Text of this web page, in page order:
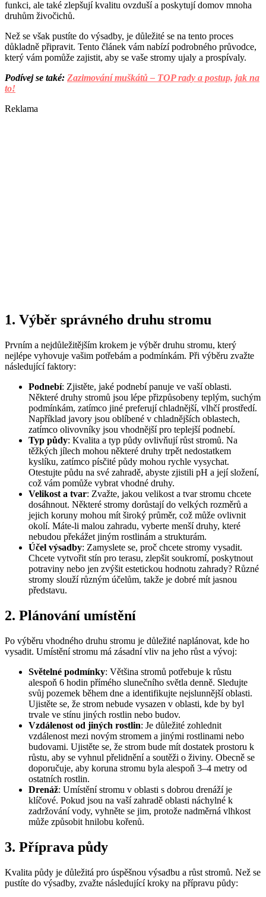
funkci, ale také zlepšují kvalitu ovzduší a poskytují domov mnoha
druhům živočichů.
Než se však pustíte do výsadby, je důležité se na tento proces
důkladně připravit. Tento článek vám nabízí podrobného průvodce,
který vám pomůže zajistit, aby se vaše stromy ujaly a prospívaly.
Podívej se také: Zazimování muškátů – TOP rady a postup, jak na
to!
Reklama
1. Výběr správného druhu stromu
Prvním a nejdůležitějším krokem je výběr druhu stromu, který
nejlépe vyhovuje vašim potřebám a podmínkám. Při výběru zvažte
následující faktory:
Podnebí: Zjistěte, jaké podnebí panuje ve vaší oblasti.
Některé druhy stromů jsou lépe přizpůsobeny teplým, suchým
podmínkám, zatímco jiné preferují chladnější, vlhčí prostředí.
Například javory jsou oblíbené v chladnějších oblastech,
zatímco olivovníky jsou vhodnější pro teplejší podnebí.
Typ půdy: Kvalita a typ půdy ovlivňují růst stromů. Na
těžkých jílech mohou některé druhy trpět nedostatkem
kyslíku, zatímco písčité půdy mohou rychle vysychat.
Otestujte půdu na své zahradě, abyste zjistili pH a její složení,
což vám pomůže vybrat vhodné druhy.
Velikost a tvar: Zvažte, jakou velikost a tvar stromu chcete
dosáhnout. Některé stromy dorůstají do velkých rozměrů a
jejich koruny mohou mít široký průměr, což může ovlivnit
okolí. Máte-li malou zahradu, vyberte menší druhy, které
nebudou překážet jiným rostlinám a strukturám.
Účel výsadby: Zamyslete se, proč chcete stromy vysadit.
Chcete vytvořit stín pro terasu, zlepšit soukromí, poskytnout
potraviny nebo jen zvýšit estetickou hodnotu zahrady? Různé
stromy slouží různým účelům, takže je dobré mít jasnou
představu.
2. Plánování umístění
Po výběru vhodného druhu stromu je důležité naplánovat, kde ho
vysadit. Umístění stromu má zásadní vliv na jeho růst a vývoj:
Světelné podmínky: Většina stromů potřebuje k růstu
alespoň 6 hodin přímého slunečního světla denně. Sledujte
svůj pozemek během dne a identifikujte nejslunnější oblasti.
Ujistěte se, že strom nebude vysazen v oblasti, kde by byl
trvale ve stínu jiných rostlin nebo budov.
Vzdálenost od jiných rostlin: Je důležité zohlednit
vzdálenost mezi novým stromem a jinými rostlinami nebo
budovami. Ujistěte se, že strom bude mít dostatek prostoru k
růstu, aby se vyhnul přelidnění a soutěži o živiny. Obecně se
doporučuje, aby koruna stromu byla alespoň 3–4 metry od
ostatních rostlin.
Drenáž: Umístění stromu v oblasti s dobrou drenáží je
klíčové. Pokud jsou na vaší zahradě oblasti náchylné k
zadržování vody, vyhněte se jim, protože nadměrná vlhkost
může způsobit hnilobu kořenů.
3. Příprava půdy
Kvalita půdy je důležitá pro úspěšnou výsadbu a růst stromů. Než se
pustíte do výsadby, zvažte následující kroky na přípravu půdy: